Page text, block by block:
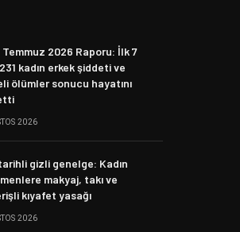
Temmuz 2026 Raporu: İlk 7
kadın erkek şiddeti ve
ölümler sonucu hayatını
2026
gizli genelge: Kadın
makyaj, takı ve
kıyafet yasağı
2026